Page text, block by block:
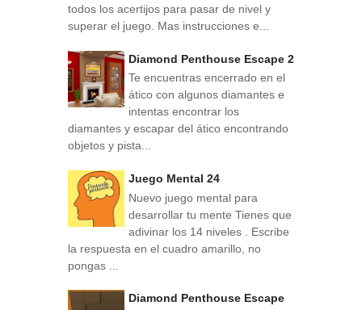
todos los acertijos para pasar de nivel y
superar el juego. Mas instrucciones e...
Diamond Penthouse Escape 2
Te encuentras encerrado en el
ático con algunos diamantes e
intentas encontrar los
diamantes y escapar del ático encontrando
objetos y pista...
Juego Mental 24
Nuevo juego mental para
desarrollar tu mente Tienes que
adivinar los 14 niveles . Escribe
la respuesta en el cuadro amarillo, no
pongas ...
Diamond Penthouse Escape